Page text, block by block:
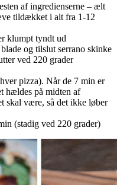
af ingredienserne – ælt
tildækket i alt fra 1-12
klumpt tyndt ud
og tilslut serrano skinke
ved 220 grader
pizza). Når de 7 min er
hældes på midten af
skal være, så det ikke løber
(stadig ved 220 grader)